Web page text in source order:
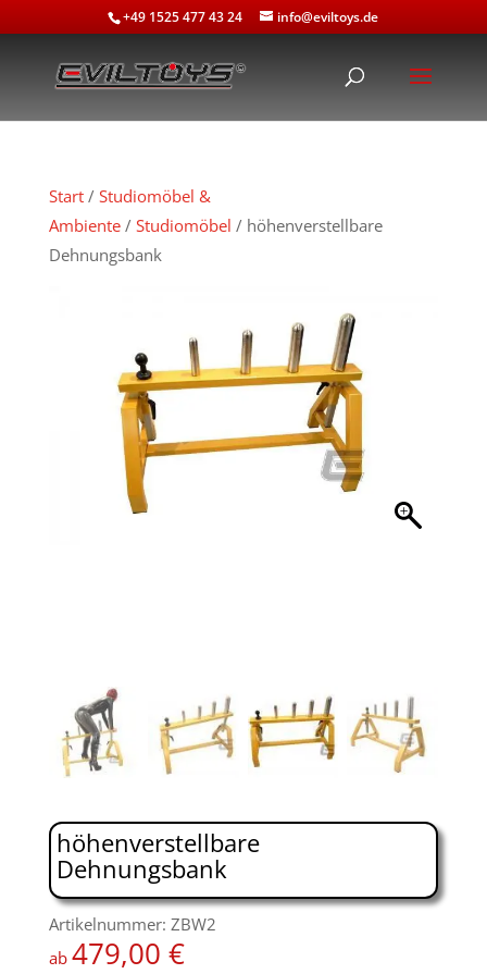
+49 1525 477 43 24 info@eviltoys.de
Start/ Studiomöbel &
Ambiente/ Studiomöbel / höhenverstellbare
Dehnungsbank
höhenverstellbare
Dehnungsbank
Artikelnummer: ZBW2
ab 479,00 €